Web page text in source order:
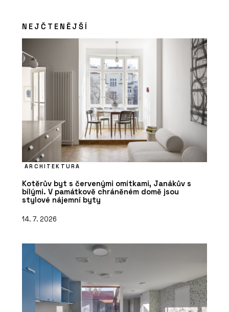
NEJČTENĚJŠÍ
ARCHITEKTURA
Kotěrův byt s červenými omítkami, Janákův s
bílými. V památkově chráněném domě jsou
stylové nájemní byty
14. 7. 2026